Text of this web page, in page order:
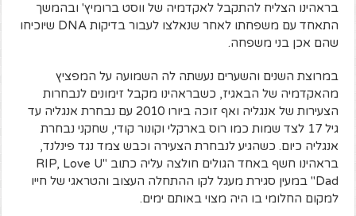
בראהינו הצליח להתקבל לאקדמיה של ווסט ברומיץ' ובהמשך
התאחד עם משפחתו לאחר שנאלצו לעבור בדיקות DNA שיוכיחו
שהם אכן בני משפחה.
במרוצת השנים והשערים נעשתה לה השמועה על המפציץ
מהאקדמיה של הבאגיז, כשבראהינו מקבל זימונים לנבחרות
הצעירות של אנגליה ואף זוכה ביורו 2010 עם נבחרת אנגליה עד
גיל 17 לצד שמות כמו רוס בארקלי וקונור קודי, שחקני נבחרת
אנגליה כיום. כשהגיע לנבחרת הצעירה וכבש צמד נגד פינלנד,
בראהינו חשף באחד הגולים חולצה עליה כתוב "RIP, Love U
Dad" במעין סגירת מעגל לקו ההתחלה העצוב והטראגי של חייו
למקום החלומי בו היה מצוי באותם ימים.